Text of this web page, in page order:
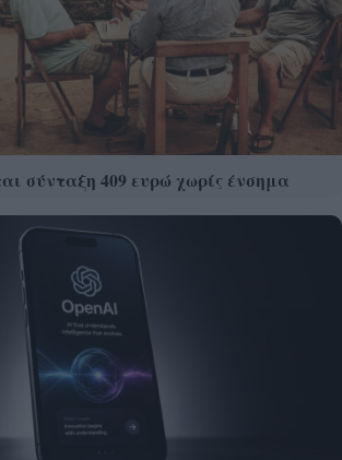
σύνταξη 409 ευρώ χωρίς ένσημα